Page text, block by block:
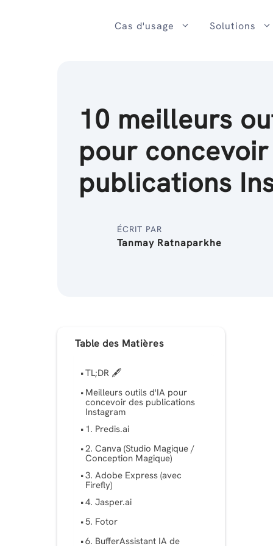
Cas d'usage Solutions
10 meilleurs
pour
publications
ÉCRIT PAR
Tanmay Ratnaparkhe
Table des Matières
TL;DR 🖋
Meilleurs outils d'IA pour
concevoir des publications
Instagram
1. Predis.ai
2. Canva (Studio Magique /
Conception Magique)
3. Adobe Express (avec
Firefly)
4. Jasper.ai
5. Fotor
6. BufferAssistant IA de